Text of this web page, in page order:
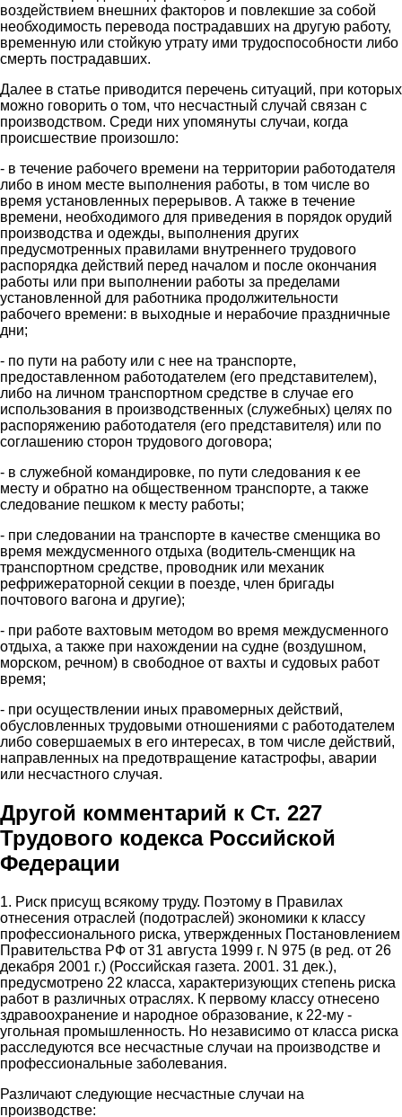
воздействием внешних факторов и повлекшие за собой
необходимость перевода пострадавших на другую работу,
временную или стойкую утрату ими трудоспособности либо
смерть пострадавших.
Далее в статье приводится перечень ситуаций, при которых
можно говорить о том, что несчастный случай связан с
производством. Среди них упомянуты случаи, когда
происшествие произошло:
- в течение рабочего времени на территории работодателя
либо в ином месте выполнения работы, в том числе во
время установленных перерывов. А также в течение
времени, необходимого для приведения в порядок орудий
производства и одежды, выполнения других
предусмотренных правилами внутреннего трудового
распорядка действий перед началом и после окончания
работы или при выполнении работы за пределами
установленной для работника продолжительности
рабочего времени: в выходные и нерабочие праздничные
дни;
- по пути на работу или с нее на транспорте,
предоставленном работодателем (его представителем),
либо на личном транспортном средстве в случае его
использования в производственных (служебных) целях по
распоряжению работодателя (его представителя) или по
соглашению сторон трудового договора;
- в служебной командировке, по пути следования к ее
месту и обратно на общественном транспорте, а также
следование пешком к месту работы;
- при следовании на транспорте в качестве сменщика во
время междусменного отдыха (водитель-сменщик на
транспортном средстве, проводник или механик
рефрижераторной секции в поезде, член бригады
почтового вагона и другие);
- при работе вахтовым методом во время междусменного
отдыха, а также при нахождении на судне (воздушном,
морском, речном) в свободное от вахты и судовых работ
время;
- при осуществлении иных правомерных действий,
обусловленных трудовыми отношениями с работодателем
либо совершаемых в его интересах, в том числе действий,
направленных на предотвращение катастрофы, аварии
или несчастного случая.
Другой комментарий к Ст. 227
Трудового кодекса Российской
Федерации
1. Риск присущ всякому труду. Поэтому в Правилах
отнесения отраслей (подотраслей) экономики к классу
профессионального риска, утвержденных Постановлением
Правительства РФ от 31 августа 1999 г. N 975 (в ред. от 26
декабря 2001 г.) (Российская газета. 2001. 31 дек.),
предусмотрено 22 класса, характеризующих степень риска
работ в различных отраслях. К первому классу отнесено
здравоохранение и народное образование, к 22-му -
угольная промышленность. Но независимо от класса риска
расследуются все несчастные случаи на производстве и
профессиональные заболевания.
Различают следующие несчастные случаи на
производстве: